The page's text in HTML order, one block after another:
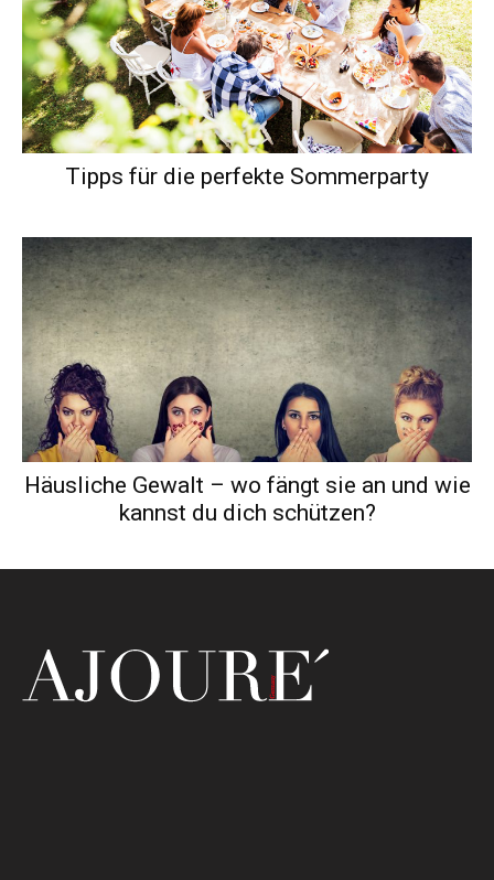
Tipps für die perfekte Sommerparty
Häusliche Gewalt – wo fängt sie an und wie
kannst du dich schützen?